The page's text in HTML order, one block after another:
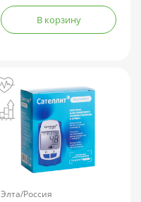
В корзину
Элта/Россия